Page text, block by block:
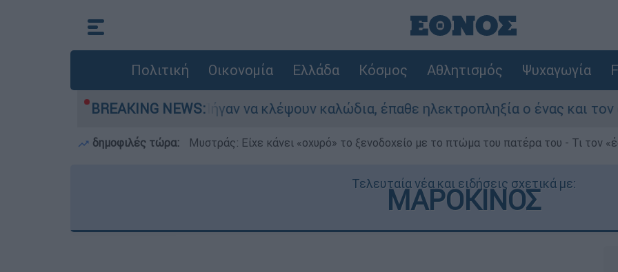
Πολιτική Οικονομία Ελλάδα Κόσμος Αθλητισμός Ψυχαγωγία
BREAKING NEWS:
Άνω Λιόσια: Πήγαν να κλέψουν καλώδια, έπαθε ηλεκτροπληξία ο ένας και τον άφησαν
δημοφιλές τώρα: Μυστράς: Είχε κάνει «οχυρό» το ξενοδοχείο με το πτώμα του πατέρα του - Τι τον
Τελευταία νέα και ειδήσεις σχετικά με:
ΜΑΡΟΚΙΝΟΣ